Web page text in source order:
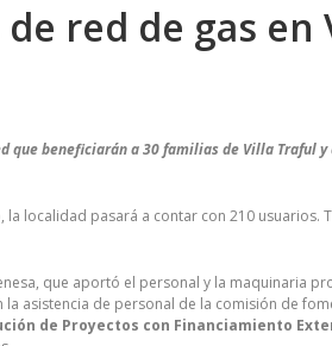
red de gas en
que beneficiarán a 30 familias de Villa Traful
localidad pasará a contar con 210 usuarios.
que aportó el personal y la maquinaria
asistencia de personal de la comisión de
de Proyectos con Financiamiento